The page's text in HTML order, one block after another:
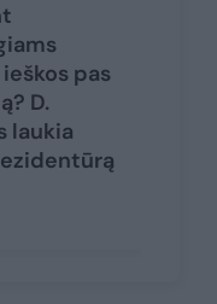
pas
D.
laukia